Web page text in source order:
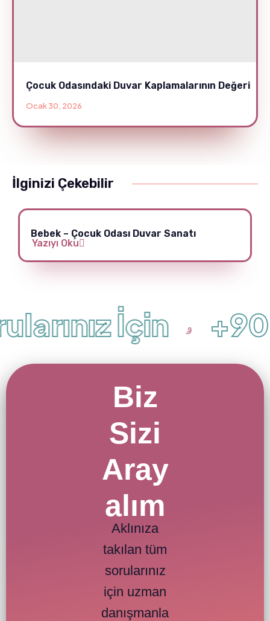
Çocuk Odasındaki Duvar Kaplamalarının Değeri
Ocak 30, 2026
İlginizi Çekebilir
Bebek – Çocuk Odası Duvar Sanatı
Yazıyı Oku
İçin
Biz
Sizi
Aray
alım
Aklınıza
takılan tüm
sorularınız
için uzman
danışmanla